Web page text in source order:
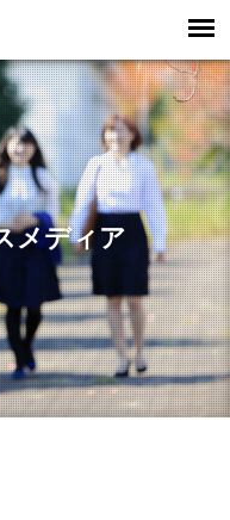
メディア